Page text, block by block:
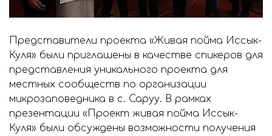
Представители проекта «Живая пойма Иссык-
Куля» были приглашены в качестве спикеров для
представления уникального проекта для
местных сообществ по организации
микрозаповедника в с. Саруу. В рамках
презентации «Проект живая пойма Иссык-
Куля» были обсуждены возможности получения